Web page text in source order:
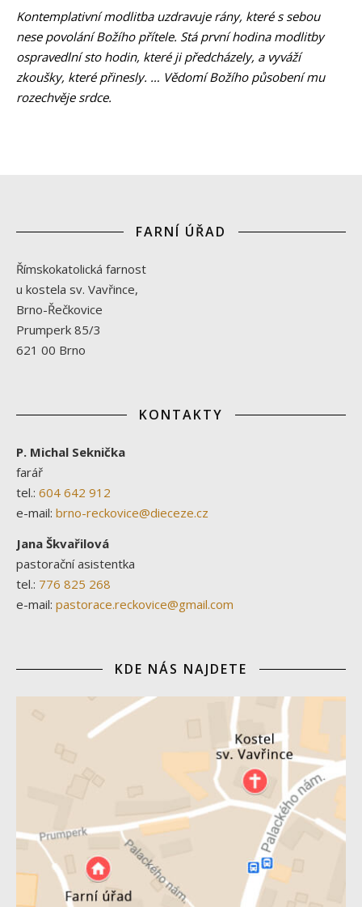
Kontemplativní modlitba uzdravuje rány, které s sebou
nese povolání Božího přítele. Stá první hodina modlitby
ospravedlní sto hodin, které ji předcházely, a vyváží
zkoušky, které přinesly. … Vědomí Božího působení mu
rozechvěje srdce.
FARNÍ ÚŘAD
Římskokatolická farnost
u kostela sv. Vavřince,
Brno-Řečkovice
Prumperk 85/3
621 00 Brno
KONTAKTY
P. Michal Seknička
farář
tel.: 604 642 912
e-mail: brno-reckovice@dieceze.cz
Jana Škvařilová
pastorační asistentka
tel.: 776 825 268
e-mail: pastorace.reckovice@gmail.com
KDE NÁS NAJDETE